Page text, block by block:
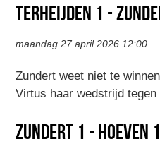
Terheijden 1 -
maandag 27 april 2026 12:00
Zundert weet niet te
Virtus haar wedstrijd
Zundert 1 - Hoeven 1